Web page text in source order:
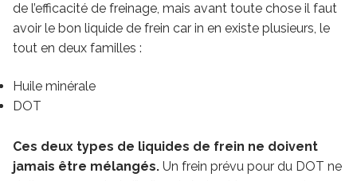
de l’efficacité de freinage, mais avant toute chose il faut
avoir le bon liquide de frein car in en existe plusieurs, le
tout en deux familles :
Huile minérale
DOT
Ces deux types de liquides de frein ne doivent
jamais être mélangés. Un frein prévu pour du DOT ne